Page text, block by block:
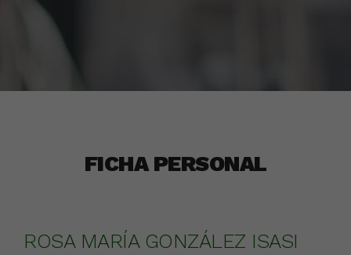
FICHA PERSONAL
ROSA MARÍA GONZÁLEZ ISASI